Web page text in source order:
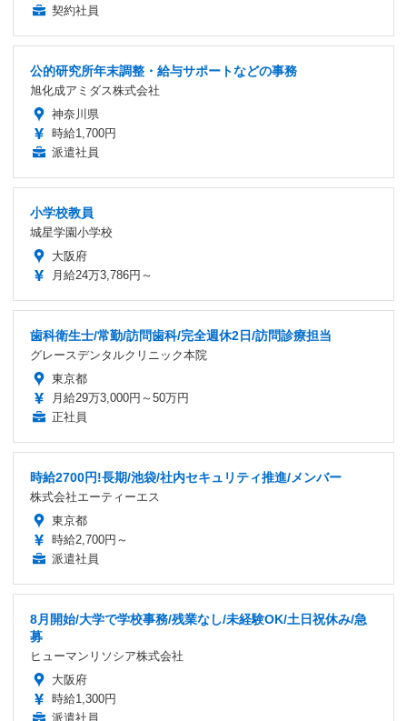
契約社員
公的研究所年末調整・給与サポートなどの事務
旭化成アミダス株式会社
神奈川県
時給1,700円
派遣社員
小学校教員
城星学園小学校
大阪府
月給24万3,786円～
歯科衛生士/常勤/訪問歯科/完全週休2日/訪問診療担当
グレースデンタルクリニック本院
東京都
月給29万3,000円～50万円
正社員
時給2700円!長期/池袋/社内セキュリティ推進/メンバー
株式会社エーティーエス
東京都
時給2,700円～
派遣社員
8月開始/大学で学校事務/残業なし/未経験OK/土日祝休み/急
募
ヒューマンリソシア株式会社
大阪府
時給1,300円
派遣社員